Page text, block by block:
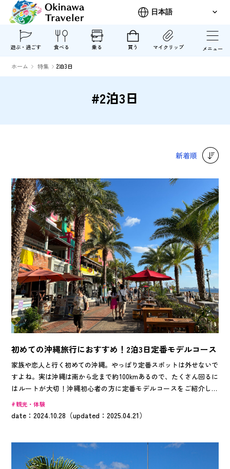
遊ぶ・過ごす 食べる 乗る 買う マイクリップ メニュー
ホーム 特集 2泊3日
#2泊3日
新着順
初めての沖縄旅行におすすめ！2泊3日定番モデルコース
家族や恋人と行く初めての沖縄。やっぱり定番スポットは外せないで
すよね。実は沖縄は南から北まで約100kmあるので、たくさん回るに
はルートが大切！沖縄初心者の方に定番モデルコースをご紹介しま
す。
観光・体験
date：2024.10.28（updated：2025.04.21）